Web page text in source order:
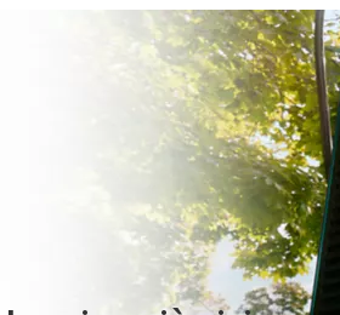
è gestito da Plenitude On The Road